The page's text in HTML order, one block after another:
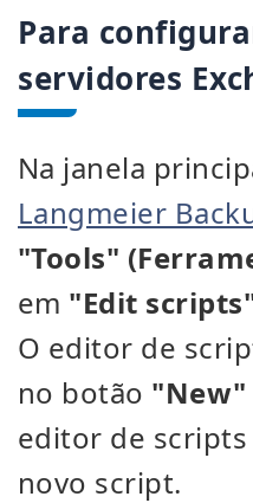
Para
servidores
Na janela
Langmeier
"Tools"
em "Edit
O editor de
no botão "New"
editor de
novo script.